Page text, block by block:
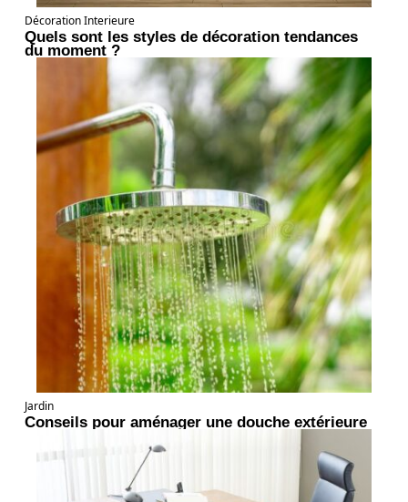
Décoration Interieure
Quels sont les styles de décoration tendances
du moment ?
Jardin
Conseils pour aménager une douche extérieure